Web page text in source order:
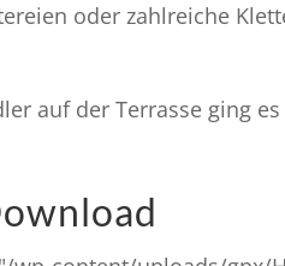
oder zahlreiche
auf der Terrasse ging